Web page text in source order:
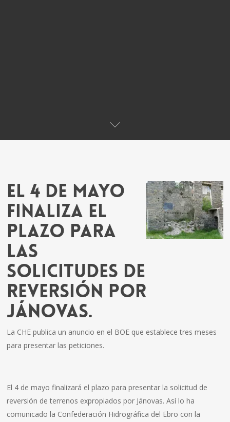
El 4 de mayo
finaliza el
plazo para
las
solicitudes de
reversión por
Jánovas.
La CHE publica un anuncio en el BOE que establece tres meses
para presentar las peticiones.
El 4 de mayo finalizará el plazo para presentar la solicitud de
reversión de terrenos expropiados por Jánovas. Así lo ha
comunicado la Confederación Hidrográfica del Ebro con la